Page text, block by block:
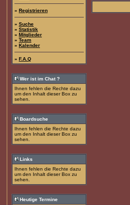
» Registrieren
» Suche
» Statistik
» Mitglieder
» Team
» Kalender
» F.A.Q
Wer ist im Chat ?
Ihnen fehlen die Rechte dazu
um den Inhalt dieser Box zu
sehen.
Boardsuche
Ihnen fehlen die Rechte dazu
um den Inhalt dieser Box zu
sehen.
Links
Ihnen fehlen die Rechte dazu
um den Inhalt dieser Box zu
sehen.
Heutige Termine